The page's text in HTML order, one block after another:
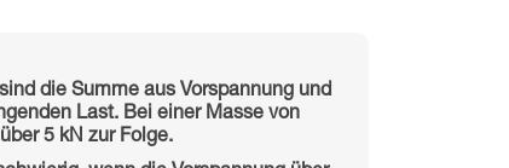
die Summe aus Vorspannung und
Last. Bei einer Masse von
5 kN zur Folge.